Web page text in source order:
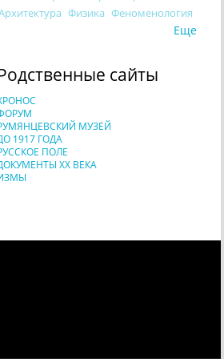
Физика Феноменология
Еще
сайты
МУЗЕЙ
1917 ГОДА
ПОЛЕ
XX ВЕКА